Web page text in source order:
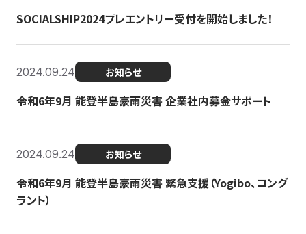
SOCIALSHIP2024プレエントリー受付を開始しました！
2024.09.24 お知らせ
令和6年9月 能登半島豪雨災害 企業社内募金サポート
2024.09.24 お知らせ
令和6年9月 能登半島豪雨災害 緊急支援（Yogibo、コング
ラント）